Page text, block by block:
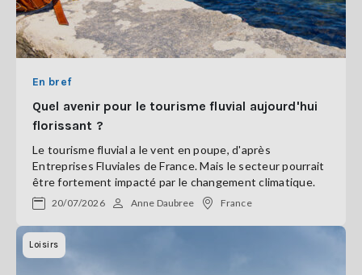
En bref
Quel avenir pour le tourisme fluvial aujourd'hui
florissant ?
Le tourisme fluvial a le vent en poupe, d'après
Entreprises Fluviales de France. Mais le secteur pourrait
être fortement impacté par le changement climatique.
20/07/2026 Anne Daubree France
Loisirs